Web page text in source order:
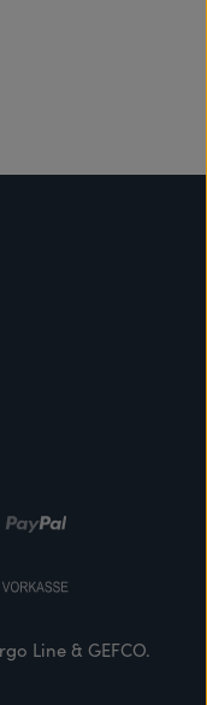
Line & GEFCO.